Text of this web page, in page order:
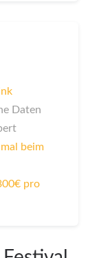
Daten
beim
pro